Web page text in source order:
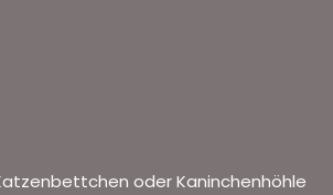
oder Kaninchenhöhle